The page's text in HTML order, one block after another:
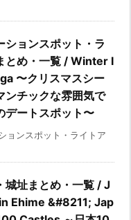
ションスポット・ラ
とめ・一覧 / Winter I
〜クリスマスシー
ンチックな雰囲気で
デートスポット〜
ョンスポット・ライトア
城址まとめ・一覧 / J
Ehime &#8211; Jap